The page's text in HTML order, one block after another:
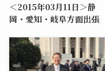
＜2015年03月11日＞静
岡・愛知・岐阜方面出張